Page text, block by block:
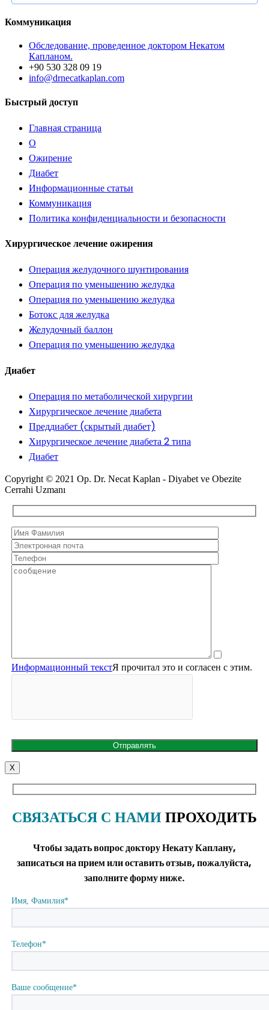
Коммуникация
Обследование, проведенное доктором Некатом
Капланом.
+90 530 328 09 19
info@drnecatkaplan.com
Быстрый доступ
Главная страница
О
Ожирение
Диабет
Информационные статьи
Коммуникация
Политика конфиденциальности и безопасности
Хирургическое лечение ожирения
Операция желудочного шунтирования
Операция по уменьшению желудка
Операция по уменьшению желудка
Ботокс для желудка
Желудочный баллон
Операция по уменьшению желудка
Диабет
Операция по метаболической хирургии
Хирургическое лечение диабета
Преддиабет (скрытый диабет)
Хирургическое лечение диабета 2 типа
Диабет
Copyright © 2021 Op. Dr. Necat Kaplan - Diyabet ve Obezite
Cerrahi Uzmanı
Информационный текстЯ прочитал это и согласен с этим.
X
СВЯЗАТЬСЯ С НАМИПРОХОДИТЬ
Чтобы задать вопрос доктору Некату Каплану,
записаться на прием или оставить отзыв, пожалуйста,
заполните форму ниже.
Имя, Фамилия*
Телефон*
Ваше сообщение*